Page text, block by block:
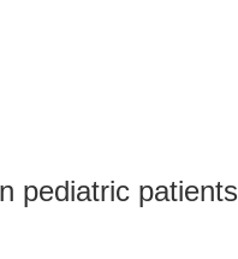
pediatric patients